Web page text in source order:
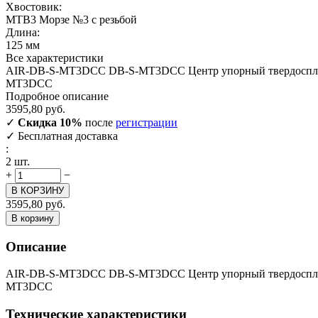
Хвостовик:
MTB3 Морзе №3 с резьбой
Длина:
125 мм
Все характеристики
AIR-DB-S-MT3DCC DB-S-MT3DCC Центр упорный
MT3DCC
Подробное описание
3595,80 руб.
✓ Скидка 10% после регистрации
✓ Бесплатная доставка
:
2 шт.
+
−
В КОРЗИНУ
3595,80 руб.
В корзину
Описание
AIR-DB-S-MT3DCC DB-S-MT3DCC Центр упорный
MT3DCC
Технические характеристики